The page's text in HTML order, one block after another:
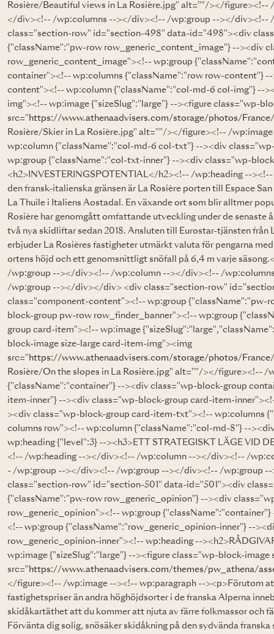
Rosière/Beautiful views in La Rosière.jpg" alt=""/></
</div><!-- /wp:columns --></div><!-- /wp:group --></div><!--
class="section-row" id="section-498" data-id="498"><div
{"className":"pw-row row_generic_content_image"} --><div
row_generic_content_image"><!-- wp:group
container"><!-- wp:columns {"className":"row row-content"}
content"><!-- wp:column {"className":"col-md-6 col-img"} --
img"><!-- wp:image {"sizeSlug":"large"} --><figure class="wp-
src=" https://www.athenaadvisers.com/storage/photos/
Rosière/Skier in La Rosière.jpg" alt=""/></figure><!-- /
wp:column {"className":"col-md-6 col-txt"} --><div
wp:group {"className":"col-txt-inner"} --><div class="wp-
<h2>INVESTERINGSPOTENTIAL</h2><!-- /wp:heading --
den fransk-italienska gränsen är La Rosière porten till Espace
La Thuile i Italiens Aostadal. En växande ort som blir alltmer
Rosière har genomgått omfattande utveckling under de senaste
två nya skidliftar sedan 2018. Ansluten till Eurostar-tjänsten från
erbjuder La Rosières fastigheter utmärkt valuta för pengarna
ortens höjd och ett genomsnittligt snöfall på 6,4 m varje
/wp:group --></div><!-- /wp:column --></div><!-- /
/wp:group --></div></div> <div class="section-row"
class="component-content"><!-- wp:group {"className":"pw-
block-group pw-row row_finder_banner"><!-- wp:group
group card-item"><!-- wp:image
block-image size-large card-item-img"><img
src=" https://www.athenaadvisers.com/storage/photos/
Rosière/On the slopes in La Rosière.jpg" alt=""/></figure><!-- /
{"className":"container"} --><div class="wp-block-group
item-inner"} --><div class="wp-block-group card-item-
><div class="wp-block-group card-item-txt"><!-- wp:columns
columns row"><!-- wp:column {"className":"col-md-8"} --
wp:heading {"level":3} --><h3>ETT STRATEGISKT LÄGE VID
<!-- /wp:heading --></div><!-- /wp:column --></div><!-- /
- /wp:group --></div><!-- /wp:group --></div><!-- /wp:group
class="section-row" id="section-501" data-id="501"><div
{"className":"pw-row row_generic_opinion"} --><div
row_generic_opinion"><!-- wp:group
<!-- wp:group {"className":"row_generic_opinion-inner"} --
row_generic_opinion-inner"><!-- wp:heading --
wp:image {"sizeSlug":"large"} --><figure class="wp-block-image
src=" https://www.athenaadvisers.com/themes/pw_athena/
</figure><!-- /wp:image --><!-- wp:paragraph --><p>Förutom
fastighetspriser än andra höghöjdsorter i de franska Alperna
skidåkartäthet att du kommer att njuta av färre folkmassor och
Förvänta dig solig, snösäker skidåkning på den sydvända